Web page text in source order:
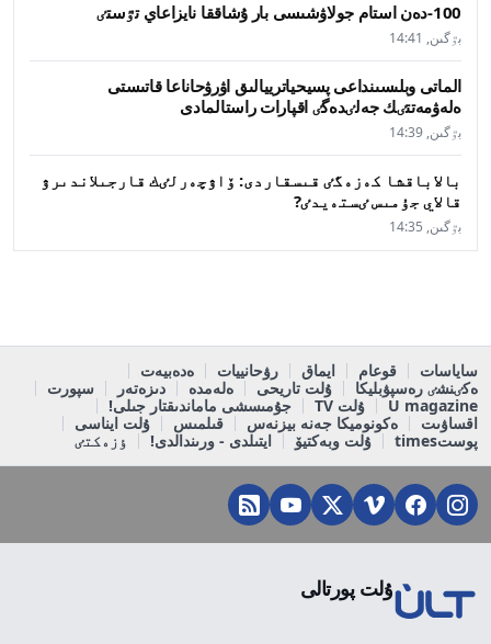
100-دەن استام جولاۋشىسى بار ۇشاققا نايزاعاي تٷستٸ
بٷگىن, 14:41
الماتى وبلىسىنداعى پسيحياترييالىق اۋرۋحاناعا قاتىستى
ەلەۋمەتتٸك جەلٸدەگٸ اقپارات راستالمادى
بٷگىن, 14:39
بالاباقشا كەزەگٸ قىسقاردى: ۆاۋچەرلٸك قارجىلاندىرۋ
قالاي جۇمىس ٸستەيدٸ?
بٷگىن, 14:35
ساياسات قوعام ايماق رۋحانييات
ەدەبيەت
ەكٸنشٸ رەسپۋبليكا
ۇلت تاريحى ەلەمدە دىزەتەر
سپورت
U magazine
ۇلت TV
جۇمىسشى ماماندىقتار جىلى!
اقساۋىت
ەكونوميكا جەنە بيزنەس قىلمىس
ۇلت ايناسى
پوستtimes
ۇلت وبەكتيۆ ايتىلدى - ورىندالدى! ٶزەكتٸ
ۇلت پورتالى